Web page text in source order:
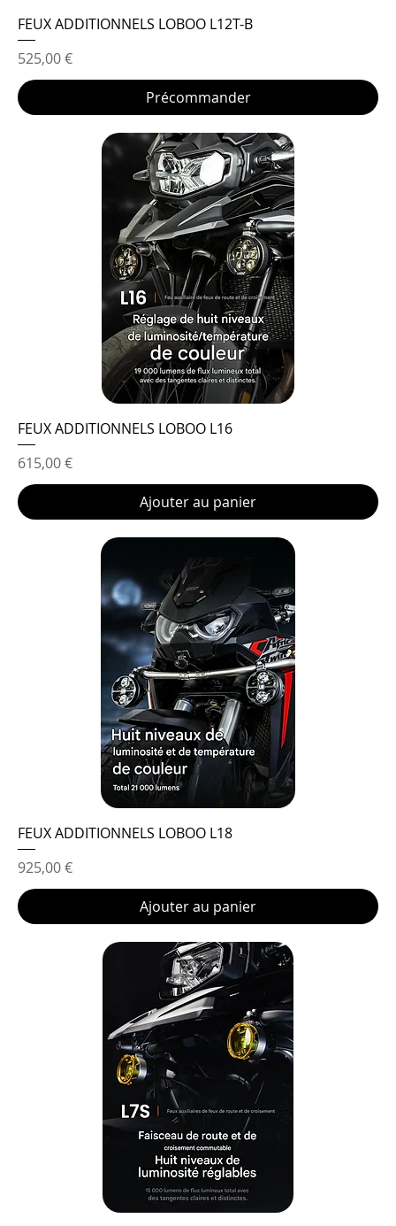
FEUX ADDITIONNELS LOBOO L12T-B
Prix
525,00 €
Précommander
FEUX ADDITIONNELS LOBOO L16
Prix
615,00 €
Ajouter au panier
FEUX ADDITIONNELS LOBOO L18
Prix
925,00 €
Ajouter au panier